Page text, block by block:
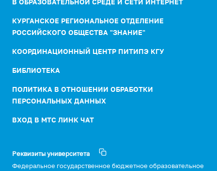
В ОБРАЗОВАТЕЛЬНОЙ СРЕДЕ И СЕТИ ИНТЕРНЕТ
КУРГАНСКОЕ РЕГИОНАЛЬНОЕ ОТДЕЛЕНИЕ
РОССИЙСКОГО ОБЩЕСТВА "ЗНАНИЕ"
КООРДИНАЦИОННЫЙ ЦЕНТР ПИТИПЭ КГУ
БИБЛИОТЕКА
ПОЛИТИКА В ОТНОШЕНИИ ОБРАБОТКИ
ПЕРСОНАЛЬНЫХ ДАННЫХ
ВХОД В МТС ЛИНК ЧАТ
Реквизиты университета
Федеральное государственное бюджетное образовательное